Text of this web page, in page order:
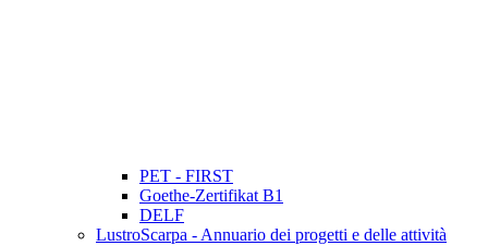
PET - FIRST
Goethe-Zertifikat B1
DELF
LustroScarpa - Annuario dei progetti e delle attività